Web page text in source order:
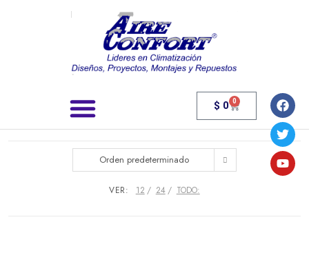
$ 0 0
Orden predeterminado
VER: 12 24 TODO: